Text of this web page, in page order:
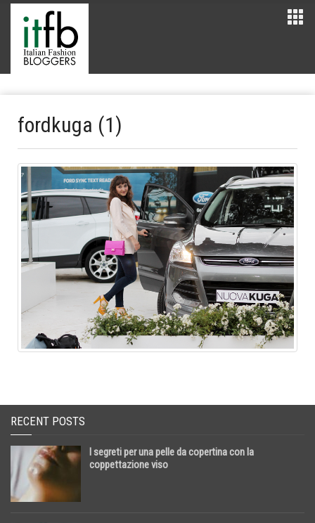
fordkuga (1)
RECENT POSTS
I segreti per una pelle da copertina con la
coppettazione viso